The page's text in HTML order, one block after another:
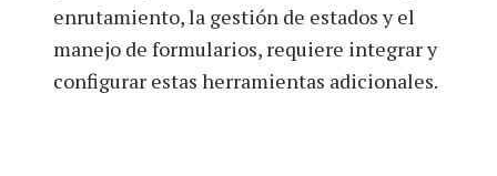
enrutamiento, la gestión de estados y el
manejo de formularios, requiere integrar y
configurar estas herramientas adicionales.